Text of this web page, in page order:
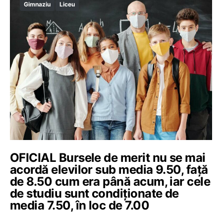
Gimnaziu Liceu
OFICIAL Bursele de merit nu se mai
acordă elevilor sub media 9.50, față
de 8.50 cum era până acum, iar cele
de studiu sunt condiționate de
media 7.50, în loc de 7.00